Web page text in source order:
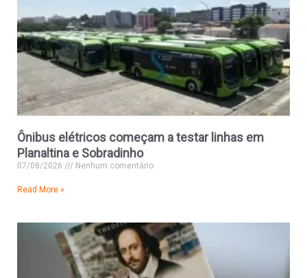
Ônibus elétricos começam a testar linhas em
Planaltina e Sobradinho
07/08/2026 Nenhum comentário
Read More »